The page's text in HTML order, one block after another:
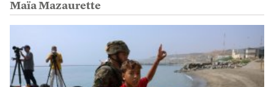
Maïa Mazaurette